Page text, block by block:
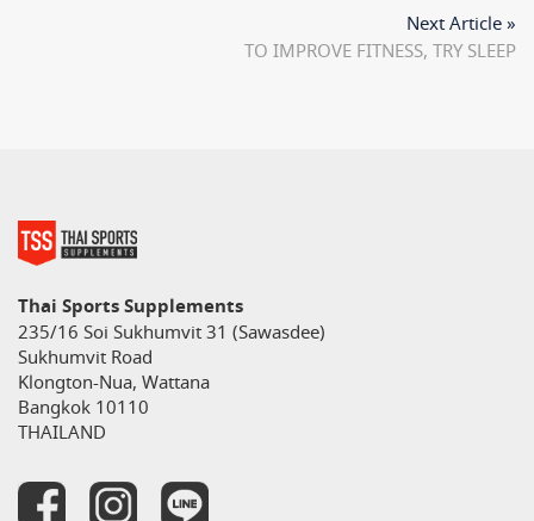
Next Article »
TO IMPROVE FITNESS, TRY SLEEP
Thai Sports Supplements
235/16 Soi Sukhumvit 31 (Sawasdee)
Sukhumvit Road
Klongton-Nua, Wattana
Bangkok 10110
THAILAND